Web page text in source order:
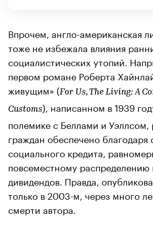
Впрочем, англо-американская
тоже не избежала влияния
социалистических утопий.
первом романе Роберта
живущим» (For Us, The Living: A
Customs), написанном в 1939
полемике с Беллами и Уэллсом,
граждан обеспечено благодаря
социального кредита,
повсеместному
дивидендов. Правда,
только в 2003-м, через много
смерти автора.